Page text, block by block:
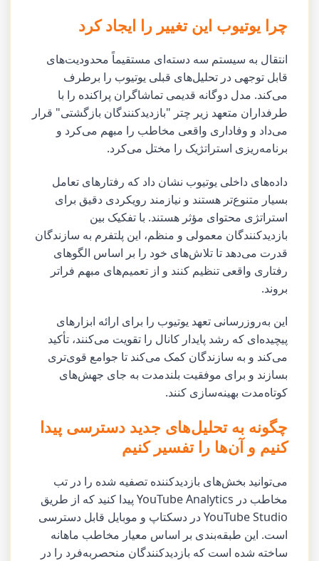
چرا یوتیوب این تغییر را ایجاد کرد
انتقال به سیستم سه دسته‌ای مستقیماً محدودیت‌های
قابل توجهی در تحلیل‌های قبلی یوتیوب را برطرف
می‌کند. مدل دوگانه قدیمی تماشاگران پراکنده را با
طرفداران متعهد زیر چتر "بازدیدکنندگان بازگشتی" قرار
می‌داد و وفاداری واقعی مخاطب را مبهم می‌کرد و
برنامه‌ریزی استراتژیک را مختل می‌کرد.
داده‌های داخلی یوتیوب نشان داد که رفتارهای تعامل
بسیار متنوع‌تر هستند و نیازمند رویکردی دقیق برای
استراتژی محتوای مؤثر هستند. با تفکیک بین
بازدیدکنندگان معمولی و منظم، این پلتفرم به سازندگان
قدرت می‌دهد تا تلاش‌های خود را بر اساس الگوهای
رفتاری واقعی تنظیم کنند و از تعمیم‌های مبهم فراتر
بروند.
این به‌روزرسانی تعهد یوتیوب را برای ارائه ابزارهای
پیچیده‌ای که رشد پایدار کانال را تقویت می‌کنند، تأکید
می‌کند و به سازندگان کمک می‌کند تا جوامع قوی‌تری
بسازند و برای موفقیت بلندمدت به جای جهش‌های
کوتاه‌مدت بهینه‌سازی کنند.
چگونه به تحلیل‌های جدید دسترسی پیدا
کنیم و آن‌ها را تفسیر کنیم
می‌توانید بخش‌های بازدیدکننده تصفیه شده را در تب
مخاطب در YouTube Analytics پیدا کنید که از طریق
YouTube Studio در دسکتاپ و موبایل قابل دسترسی
است. این طبقه‌بندی بر اساس معیار مخاطب ماهانه
ساخته شده است که بازدیدکنندگان منحصربه‌فرد را در